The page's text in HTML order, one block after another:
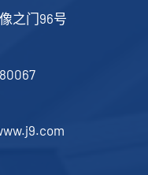
之门96号